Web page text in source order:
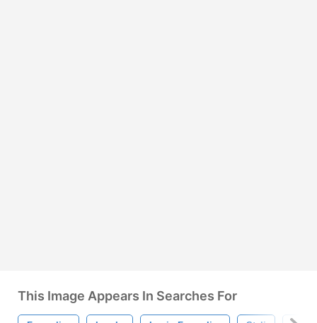
This Image Appears In Searches For